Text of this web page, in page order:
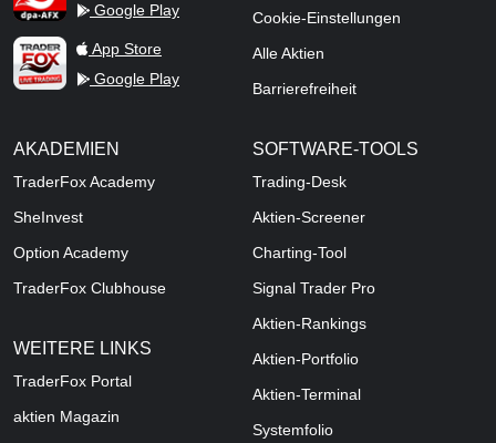
Google Play
TraderFox Live Trading
App Store
Google Play
Cookie-Einstellungen
Alle Aktien
Barrierefreiheit
AKADEMIEN
TraderFox Academy
SheInvest
Option Academy
TraderFox Clubhouse
WEITERE LINKS
TraderFox Portal
aktien Magazin
SOFTWARE-TOOLS
Trading-Desk
Aktien-Screener
Charting-Tool
Signal Trader Pro
Aktien-Rankings
Aktien-Portfolio
Aktien-Terminal
Systemfolio